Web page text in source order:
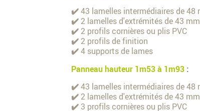
✔️43 lamelles intermédiaires de 48
✔️ 2 lamelles d'extrémités de 43
✔️ 2 profils cornières ou plis PVC
✔️ 2 profils de finition
✔️4 supports de lames
Panneau hauteur 1m53 à 1m93 :
✔️43 lamelles intermédiaires de 48
✔️ 2 lamelles d'extrémités de 43
✔️ 3 profils cornières ou plis PVC